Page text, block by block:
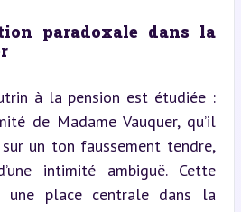
paradoxale dans la
à la pension est étudiée :
de Madame Vauquer, qu’il
un ton faussement tendre,
intimité ambiguë. Cette
place centrale dans la